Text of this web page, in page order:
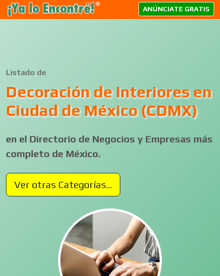
ANÚNCIATE GRATIS
Listado de
Decoración de Interiores en
Ciudad de México (CDMX)
en el Directorio de Negocios y Empresas más
completo de México.
Ver otras Categorías...